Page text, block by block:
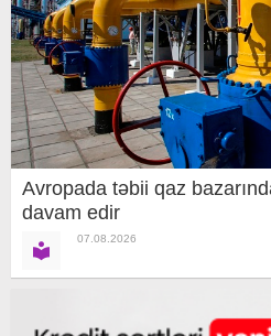
Avropada təbii qaz
davam edir
07.08.2026